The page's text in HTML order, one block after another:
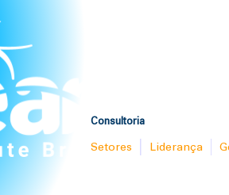
Consultoria
Setores Liderança